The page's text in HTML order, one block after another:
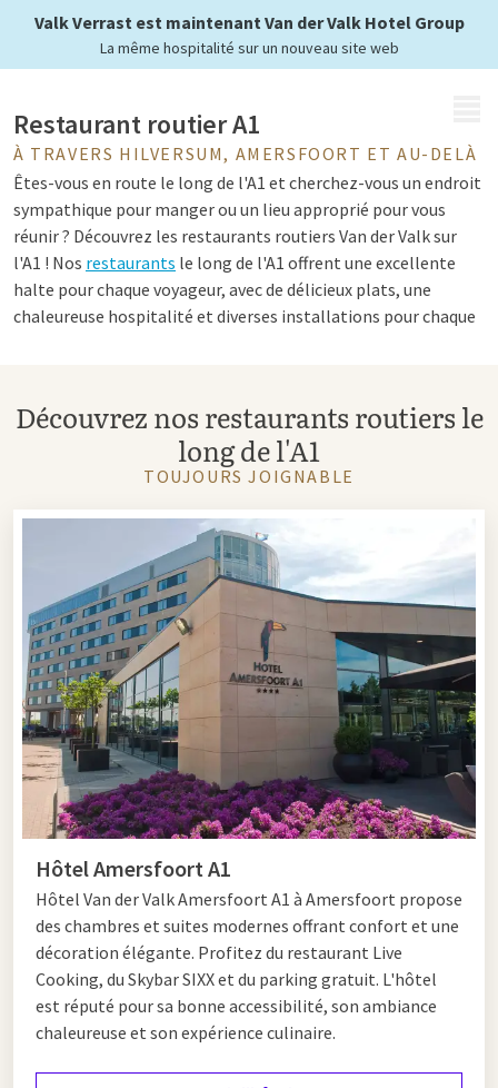
Valk Verrast est maintenant Van der Valk Hotel Group
La même hospitalité sur un nouveau site web
À tout moment
Restaurant routier A1
À TRAVERS HILVERSUM, AMERSFOORT ET AU-DELÀ
Êtes-vous en route le long de l'A1 et cherchez-vous un endroit
sympathique pour manger ou un lieu approprié pour vous
réunir ? Découvrez les restaurants routiers Van der Valk sur
l'A1 ! Nos restaurants le long de l'A1 offrent une excellente
halte pour chaque voyageur, avec de délicieux plats, une
chaleureuse hospitalité et diverses installations pour chaque
Restaurant Van der Valk A1
Dans chaque restaurant Van der Valk le long de l'A1, vous
optiez pour un rapidepetit-déjeuner
un dîner copieux : nos restaurants le long de l'A1 offrent pour
chaque voyageur une halte adaptée.
Cherchez-vous unrestaurant routier
Amersfoort ? Alors l'Hôtel Amersfoort A1 est l'endroit
parfait pour vous détendre pendant votre voyage. Ce
restaurant moderne dispose d'un vaste parking,
d'installations confortables et d'un restaurant agréable pour
les clients professionnels et privés.
Pour les voyageurs en direction de la Gelderland, il y a
également un restaurant routier adapté le long de l'A1
Apeldoorn. L'Hôtel Apeldoorn - De Cantharel se trouve à une
courte distance de l'autoroute et est connu pour son
atmosphère accueillante, sa cuisine variée et son
environnement paisible.
Dans les environs de Hilversum, vous pouvez vous rendre à
l'Hôtel Hilversum - De Witte Bergen. Ce restaurant situé au
centre le long de l'A1 est facilement accessible et parfait pour
un arrêt rapide ou un dîner copieux pendant votre voyage.
Découvrez nos restaurants routiers le
long de l'A1
TOUJOURS JOIGNABLE
Hôtel Amersfoort A1
Hôtel Van der Valk Amersfoort A1 à Amersfoort propose
des chambres et suites modernes offrant confort et une
décoration élégante. Profitez du restaurant Live
Cooking, du Skybar SIXX et du parking gratuit. L'hôtel
est réputé pour sa bonne accessibilité, son ambiance
chaleureuse et son expérience culinaire.